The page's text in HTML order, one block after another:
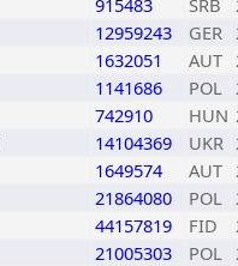
915483 SRB
12959243 GER
1632051 AUT
1141686 POL
742910 HUN
14104369 UKR
1649574 AUT
21864080 POL
44157819 FID
21005303 POL